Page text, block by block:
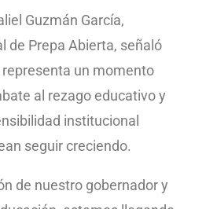
Guzmán García,
de Prepa Abierta, señaló
un momento
al rezago educativo y
institucional
seguir creciendo.
de nuestro gobernador y